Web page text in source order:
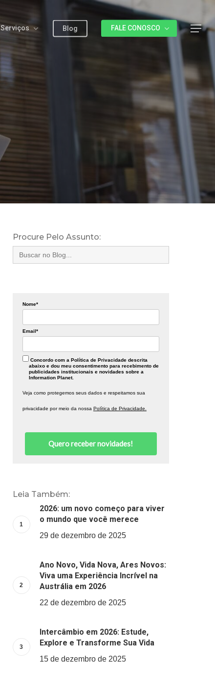
Serviços Blog FALE CONOSCO Menu
Procure Pelo Assunto:
Search
for:
Nome*
Email*
Concordo com a Política de Privacidade descrita
abaixo e dou meu consentimento para recebimento de
publicidades institucionais e novidades sobre a
Information Planet.
Veja como protegemos seus dados e respeitamos sua
privacidade por meio da nossa Política de Privacidade.
Quero receber novidades!
Leia Também:
2026: um novo começo para viver
o mundo que você merece
29 de dezembro de 2025
Ano Novo, Vida Nova, Ares Novos:
Viva uma Experiência Incrível na
Austrália em 2026
22 de dezembro de 2025
Intercâmbio em 2026: Estude,
Explore e Transforme Sua Vida
15 de dezembro de 2025